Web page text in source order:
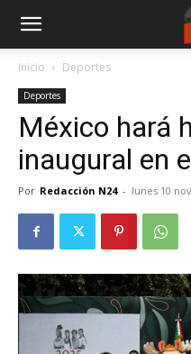
Inicio Deportes
Deportes
México hará
inaugural en
Por Redacción N24 - lunes 10